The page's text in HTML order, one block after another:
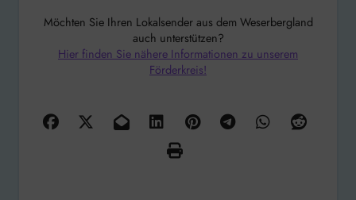
Möchten Sie Ihren Lokalsender aus dem Weserbergland
auch unterstützen?
Hier finden Sie nähere Informationen zu unserem
Förderkreis!